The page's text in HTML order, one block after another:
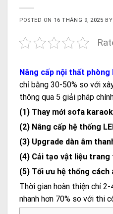
POSTED ON 16 THÁNG 9, 2025 BY
Nâng cấp nội thất
chỉ bằng 30-50% so với
thông qua 5 giải pháp
(1) Thay mới sofa
(2) Nâng cấp hệ thống
(3) Upgrade dàn âm
(4) Cải tạo vật liệu
(5) Tối ưu hệ thống cách
Thời gian hoàn thiện chỉ
nhanh hơn 70% so với thi